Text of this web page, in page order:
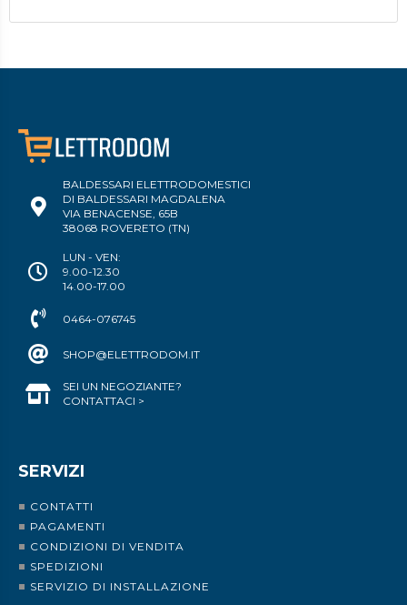
BALDESSARI ELETTRODOMESTICI
DI BALDESSARI MAGDALENA
VIA BENACENSE, 65B
38068 ROVERETO (TN)
LUN - VEN:
9.00-12.30
14.00-17.00
0464-076745
SHOP@ELETTRODOM.IT
SEI UN NEGOZIANTE?
CONTATTACI >
SERVIZI
CONTATTI
PAGAMENTI
CONDIZIONI DI VENDITA
SPEDIZIONI
SERVIZIO DI INSTALLAZIONE